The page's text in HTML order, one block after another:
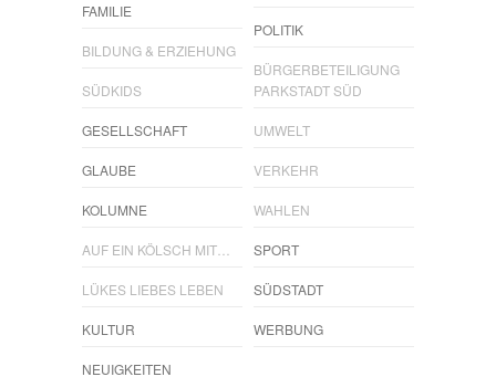
FAMILIE
BILDUNG & ERZIEHUNG
SÜDKIDS
GESELLSCHAFT
GLAUBE
KOLUMNE
AUF EIN KÖLSCH MIT…
LÜKES LIEBES LEBEN
KULTUR
NEUIGKEITEN
POLITIK
BÜRGERBETEILIGUNG
PARKSTADT SÜD
UMWELT
VERKEHR
WAHLEN
SPORT
SÜDSTADT
WERBUNG